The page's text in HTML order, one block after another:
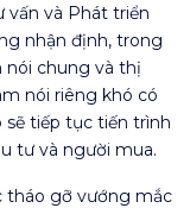
vấn và Phát triển
nhận định, trong
nói chung và thị
nói riêng khó có
tiếp tục tiến trình
tư và người mua.
tháo gỡ vướng mắc